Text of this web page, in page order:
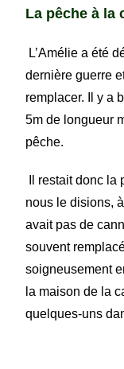
La pêche à la
L’Amélie a été
dernière guerre
remplacer. Il y a
5m de longueur
pêche.
Il restait donc
nous le disions,
avait pas de
souvent
soigneusement
la maison de la
quelques-uns